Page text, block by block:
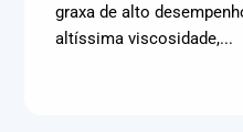
graxa de alto
altíssima viscosidade,...